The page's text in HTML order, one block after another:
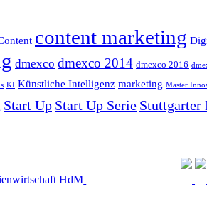
content marketing
dmexco dmexco 2014 dmexco 2016
KI Künstliche Intelligenz marketing Master
Start Up Start Up Serie Stuttgarter